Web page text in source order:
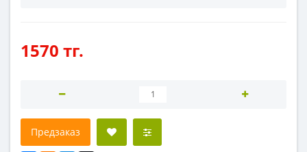
1570 тг.
Предзаказ